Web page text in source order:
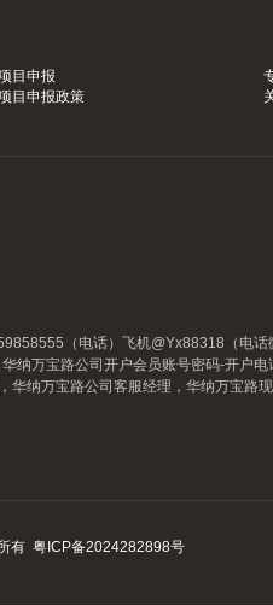
目申报
目申报政策
（电话）飞机@Yx88318（电
纳万宝路公司开户会员账号密码-开户
华纳万宝路公司客服经理，华纳万宝路
有 粤ICP备2024282898号